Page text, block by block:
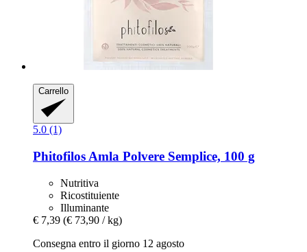
Carrello
5.0 (1)
Phitofilos Amla Polvere Semplice, 100 g
Nutritiva
Ricostituiente
Illuminante
€ 7,39 (€ 73,90 / kg)
Consegna entro il giorno 12 agosto